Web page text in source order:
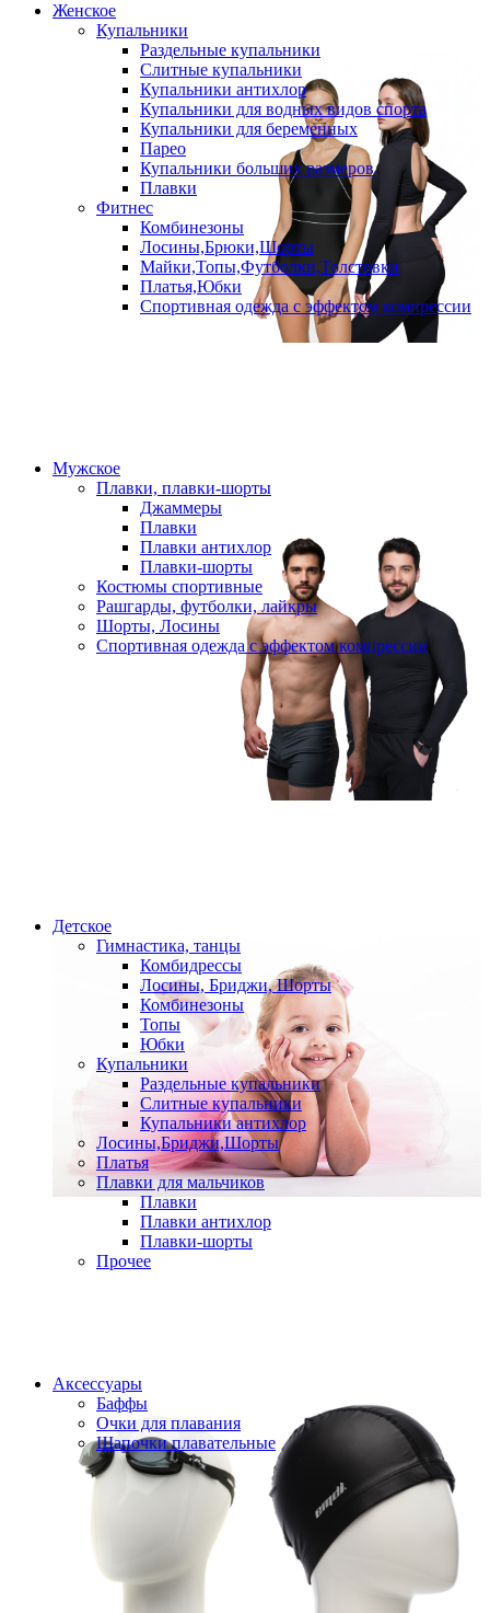
Женское
Купальники
Раздельные купальники
Слитные купальники
Купальники антихлор
Купальники для водных видов спорта
Купальники для беременных
Парео
Купальники больших размеров
Плавки
Фитнес
Комбинезоны
Лосины,Брюки,Шорты
Майки,Топы,Футболки,Толстовки
Платья,Юбки
Спортивная одежда с эффектом компрессии
Мужское
Плавки, плавки-шорты
Джаммеры
Плавки
Плавки антихлор
Плавки-шорты
Костюмы спортивные
Рашгарды, футболки, лайкры
Шорты, Лосины
Спортивная одежда с эффектом компрессии
Детское
Гимнастика, танцы
Комбидрессы
Лосины, Бриджи, Шорты
Комбинезоны
Топы
Юбки
Купальники
Раздельные купальники
Слитные купальники
Купальники антихлор
Лосины,Бриджи,Шорты
Платья
Плавки для мальчиков
Плавки
Плавки антихлор
Плавки-шорты
Прочее
Аксессуары
Баффы
Очки для плавания
Шапочки плавательные